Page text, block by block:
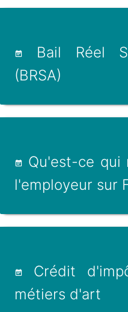
Bail Réel
(BRSA)
Qu'est-ce qui
l'employeur sur
Crédit
métiers d'art